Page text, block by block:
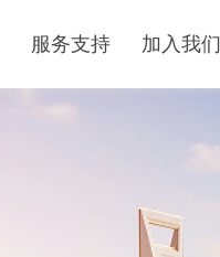
服务支持 加入我们